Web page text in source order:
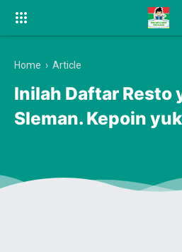
Home › Article
Inilah Daftar Resto
Sleman. Kepoin